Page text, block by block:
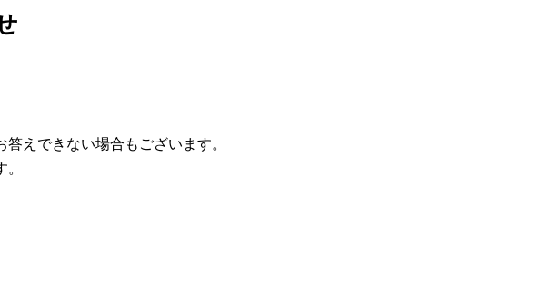
えできない場合もございます。